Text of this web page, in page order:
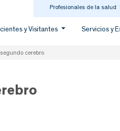
Profesionales de la salud
y Visitantes Servicios y
cerebro